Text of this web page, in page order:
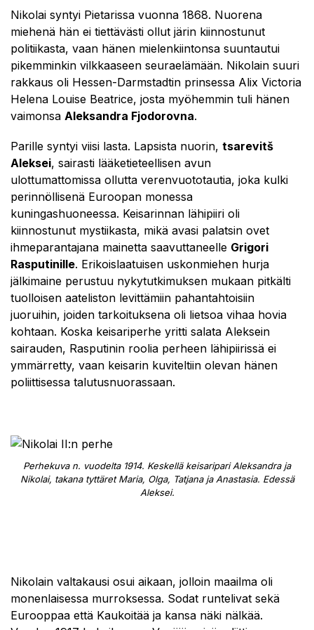
Nikolai syntyi Pietarissa vuonna 1868. Nuorena
miehenä hän ei tiettävästi ollut järin kiinnostunut
politiikasta, vaan hänen mielenkiintonsa suuntautui
pikemminkin vilkkaaseen seuraelämään. Nikolain suuri
rakkaus oli Hessen-Darmstadtin prinsessa Alix Victoria
Helena Louise Beatrice, josta myöhemmin tuli hänen
vaimonsa Aleksandra Fjodorovna.
Parille syntyi viisi lasta. Lapsista nuorin, tsarevitš
Aleksei, sairasti lääketieteellisen avun
ulottumattomissa ollutta verenvuototautia, joka kulki
perinnöllisenä Euroopan monessa
kuningashuoneessa. Keisarinnan lähipiiri oli
kiinnostunut mystiikasta, mikä avasi palatsin ovet
ihmeparantajana mainetta saavuttaneelle Grigori
Rasputinille. Erikoislaatuisen uskonmiehen hurja
jälkimaine perustuu nykytutkimuksen mukaan pitkälti
tuolloisen aateliston levittämiin pahantahtoisiin
juoruihin, joiden tarkoituksena oli lietsoa vihaa hovia
kohtaan. Koska keisariperhe yritti salata Aleksein
sairauden, Rasputinin roolia perheen lähipiirissä ei
ymmärretty, vaan keisarin kuviteltiin olevan hänen
poliittisessa talutusnuorassaan.
Perhekuva n. vuodelta 1914. Keskellä keisaripari Aleksandra ja
Nikolai, takana tyttäret Maria, Olga, Tatjana ja Anastasia. Edessä
Aleksei.
Nikolain valtakausi osui aikaan, jolloin maailma oli
monenlaisessa murroksessa. Sodat runtelivat sekä
Eurooppaa että Kaukoitää ja kansa näki nälkää.